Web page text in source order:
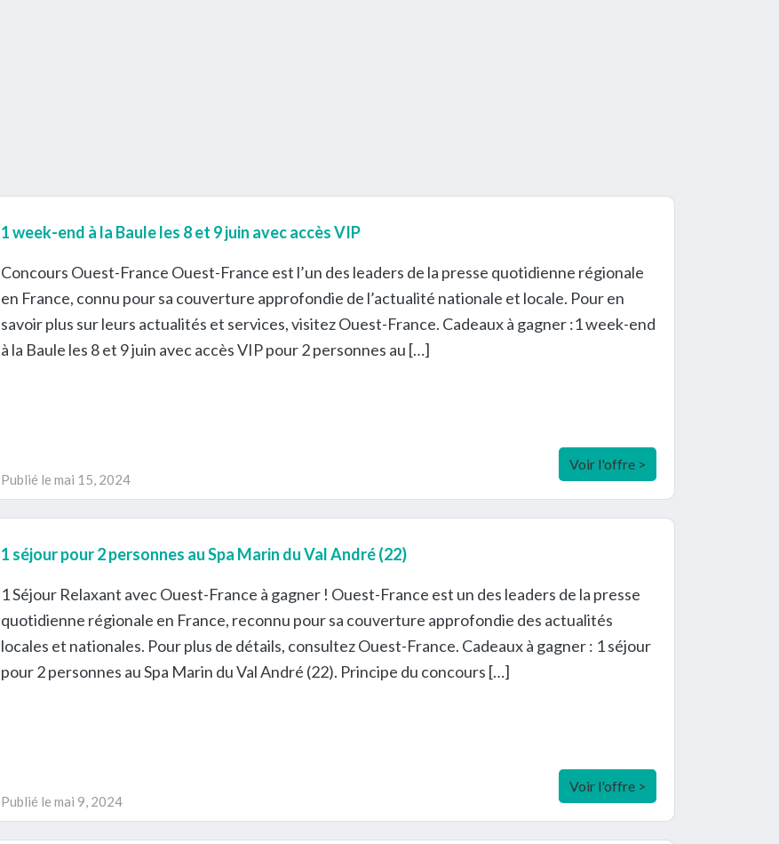
1 week-end à la Baule les 8 et 9 juin avec accès VIP
Concours Ouest-France Ouest-France est l’un des leaders de la presse quotidienne régionale
en France, connu pour sa couverture approfondie de l’actualité nationale et locale. Pour en
savoir plus sur leurs actualités et services, visitez Ouest-France. Cadeaux à gagner :1 week-end
à la Baule les 8 et 9 juin avec accès VIP pour 2 personnes au […]
Publié le mai 15, 2024
Voir l'offre >
1 séjour pour 2 personnes au Spa Marin du Val André (22)
1 Séjour Relaxant avec Ouest-France à gagner ! Ouest-France est un des leaders de la presse
quotidienne régionale en France, reconnu pour sa couverture approfondie des actualités
locales et nationales. Pour plus de détails, consultez Ouest-France. Cadeaux à gagner : 1 séjour
pour 2 personnes au Spa Marin du Val André (22). Principe du concours […]
Publié le mai 9, 2024
Voir l'offre >